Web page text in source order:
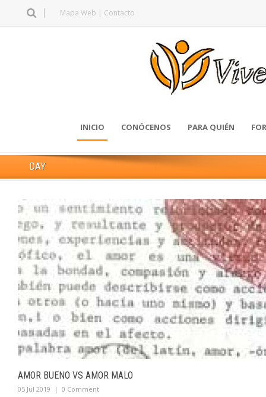
Mapa Web | Contacto
INICIO CONÓCENOS PARA QUIÉN
DAY
AMOR BUENO VS AMOR MALO
05 Jul 2019 | 0 Comment